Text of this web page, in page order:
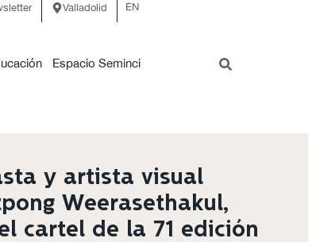
Valladolid EN
Espacio Seminci
y artista visual
Weerasethakul,
cartel de la 71 edición